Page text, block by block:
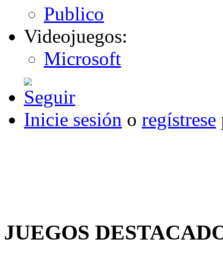
Publico
Videojuegos:
Microsoft
Inicie sesión o regístrese
JUEGOS